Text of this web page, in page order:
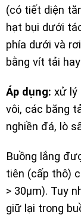
(có tiết diện
hạt bụi dưới
phía dưới và
bằng vít tải
Áp dụng: xử lý
vôi, các băng
nghiền đá, lò
Buồng lắng
tiên (cấp thô)
> 30µm). Tuy
giữ lại trong